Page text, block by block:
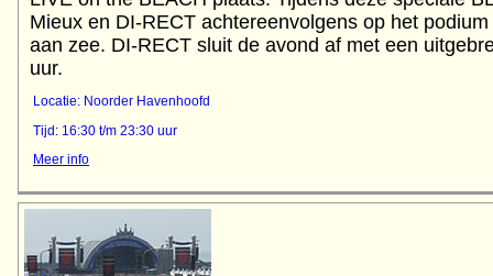
Mieux en DI-RECT achtereenvolgens op het
aan zee. DI-RECT sluit de avond af met een
uur.
Locatie: Noorder Havenhoofd
Tijd: 16:30 t/m 23:30 uur
Meer info